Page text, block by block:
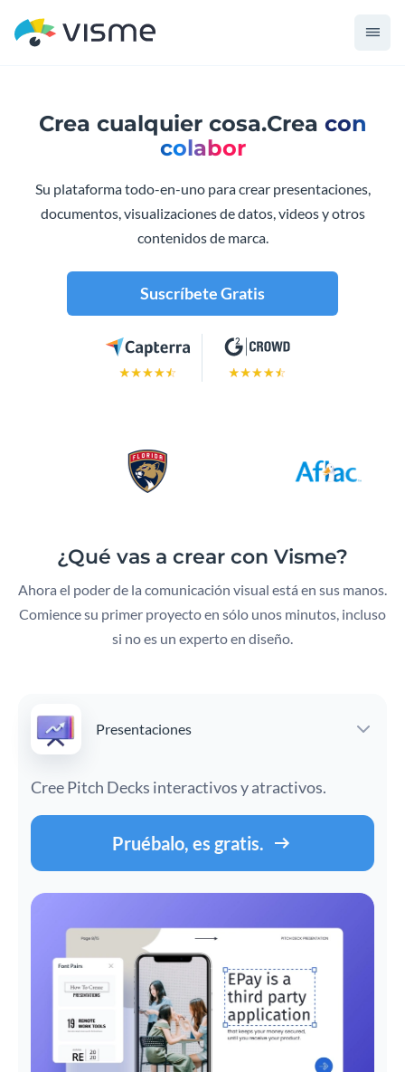
Crea cualquier cosa.Crea con
colaboración.
Su plataforma todo-en-uno para crear presentaciones,
documentos, visualizaciones de datos, videos y otros
contenidos de marca.
Suscríbete Gratis
¿Qué vas a crear con Visme?
Ahora el poder de la comunicación visual está en sus manos.
Comience su primer proyecto en sólo unos minutos, incluso
si no es un experto en diseño.
Presentaciones
Cree Pitch Decks interactivos y atractivos.
Pruébalo, es gratis.